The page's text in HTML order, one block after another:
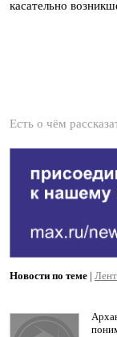
касательно
Есть о чём
Новости по теме |